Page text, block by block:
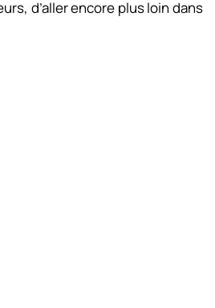
d’aller encore plus loin dans